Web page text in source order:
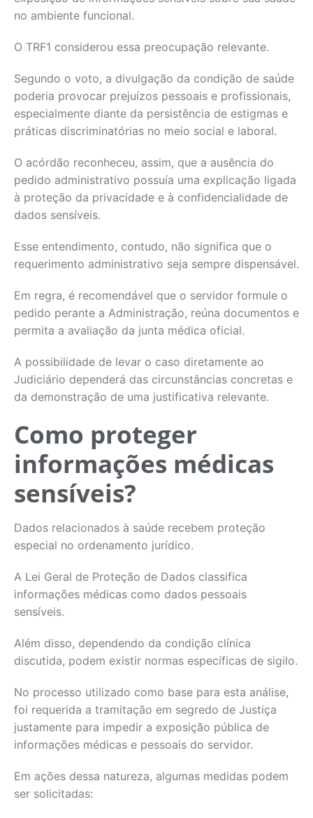
no ambiente funcional.
O TRF1 considerou essa preocupação relevante.
Segundo o voto, a divulgação da condição de saúde
poderia provocar prejuízos pessoais e profissionais,
especialmente diante da persistência de estigmas e
práticas discriminatórias no meio social e laboral.
O acórdão reconheceu, assim, que a ausência do
pedido administrativo possuía uma explicação ligada
à proteção da privacidade e à confidencialidade de
dados sensíveis.
Esse entendimento, contudo, não significa que o
requerimento administrativo seja sempre dispensável.
Em regra, é recomendável que o servidor formule o
pedido perante a Administração, reúna documentos e
permita a avaliação da junta médica oficial.
A possibilidade de levar o caso diretamente ao
Judiciário dependerá das circunstâncias concretas e
da demonstração de uma justificativa relevante.
Como proteger
informações médicas
sensíveis?
Dados relacionados à saúde recebem proteção
especial no ordenamento jurídico.
A Lei Geral de Proteção de Dados classifica
informações médicas como dados pessoais
sensíveis.
Além disso, dependendo da condição clínica
discutida, podem existir normas específicas de sigilo.
No processo utilizado como base para esta análise,
foi requerida a tramitação em segredo de Justiça
justamente para impedir a exposição pública de
informações médicas e pessoais do servidor.
Em ações dessa natureza, algumas medidas podem
ser solicitadas: